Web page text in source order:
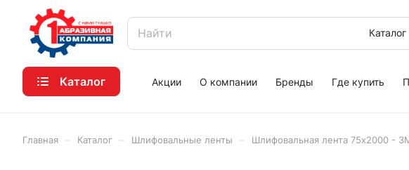
Каталог
Каталог Акции О компании Бренды Где купить
Главная Каталог Шлифовальные ленты Шлифовальная лента 75х2000 -